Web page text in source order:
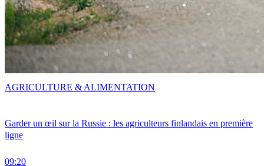
Garder un œil sur la Russie : les agriculteurs finlandais en première
ligne
09:20
AGRICULTURE & ALIMENTATION